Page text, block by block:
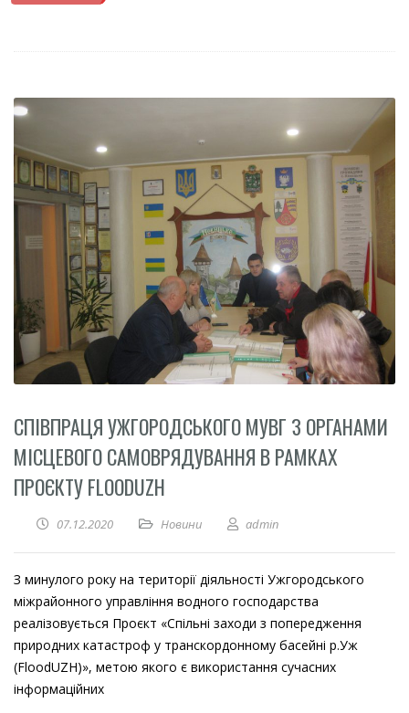
СПІВПРАЦЯ УЖГОРОДСЬКОГО МУВГ З ОРГАНАМИ
МІСЦЕВОГО САМОВРЯДУВАННЯ В РАМКАХ
ПРОЄКТУ FLOODUZH
07.12.2020 Новини admin
З минулого року на території діяльності Ужгородського
міжрайонного управління водного господарства
реалізовується Проєкт «Спільні заходи з попередження
природних катастроф у транскордонному басейні р.Уж
(FloodUZH)», метою якого є використання сучасних
інформаційних